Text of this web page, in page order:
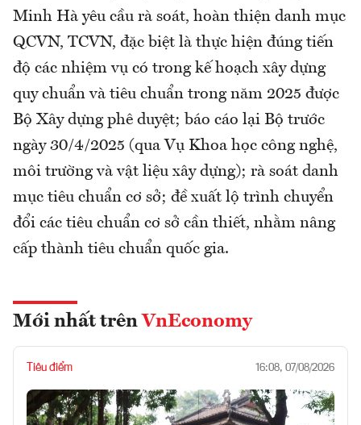
Minh Hà yêu cầu rà soát, hoàn thiện danh mục
QCVN, TCVN, đặc biệt là thực hiện đúng tiến
độ các nhiệm vụ có trong kế hoạch xây dựng
quy chuẩn và tiêu chuẩn trong năm 2025 được
Bộ Xây dựng phê duyệt; báo cáo lại Bộ trước
ngày 30/4/2025 (qua Vụ Khoa học công nghệ,
môi trường và vật liệu xây dựng); rà soát danh
mục tiêu chuẩn cơ sở; đề xuất lộ trình chuyển
đổi các tiêu chuẩn cơ sở cần thiết, nhằm nâng
cấp thành tiêu chuẩn quốc gia.
Mới nhất trên VnEconomy
Tiêu điểm 16:08, 07/08/2026